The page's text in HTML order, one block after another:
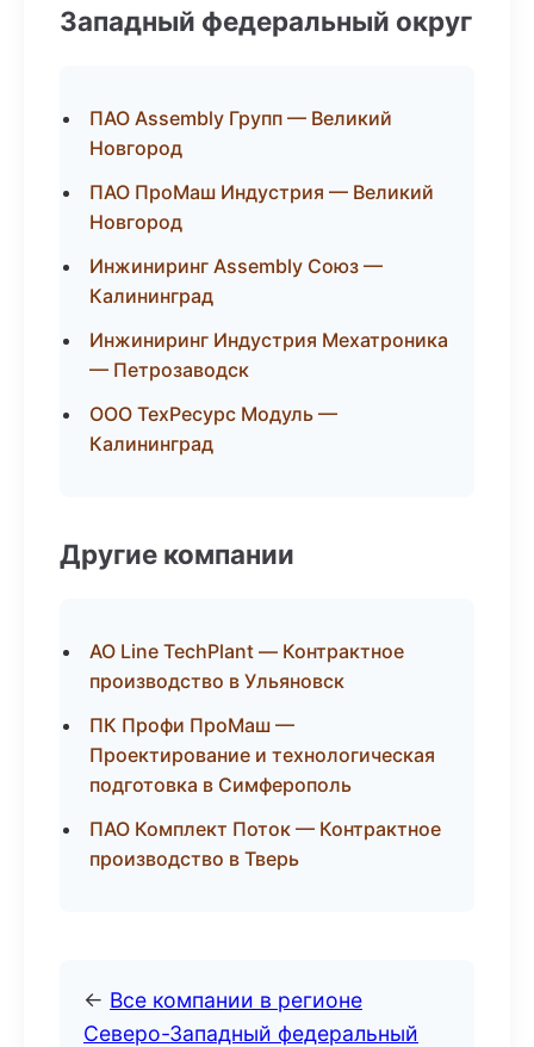
Западный федеральный округ
ПАО Assembly Групп — Великий
Новгород
ПАО ПроМаш Индустрия — Великий
Новгород
Инжиниринг Assembly Союз —
Калининград
Инжиниринг Индустрия Мехатроника
— Петрозаводск
ООО ТехРесурс Модуль —
Калининград
Другие компании
АО Line TechPlant — Контрактное
производство в Ульяновск
ПК Профи ПроМаш —
Проектирование и технологическая
подготовка в Симферополь
ПАО Комплект Поток — Контрактное
производство в Тверь
← Все компании в регионе
Северо-Западный федеральный